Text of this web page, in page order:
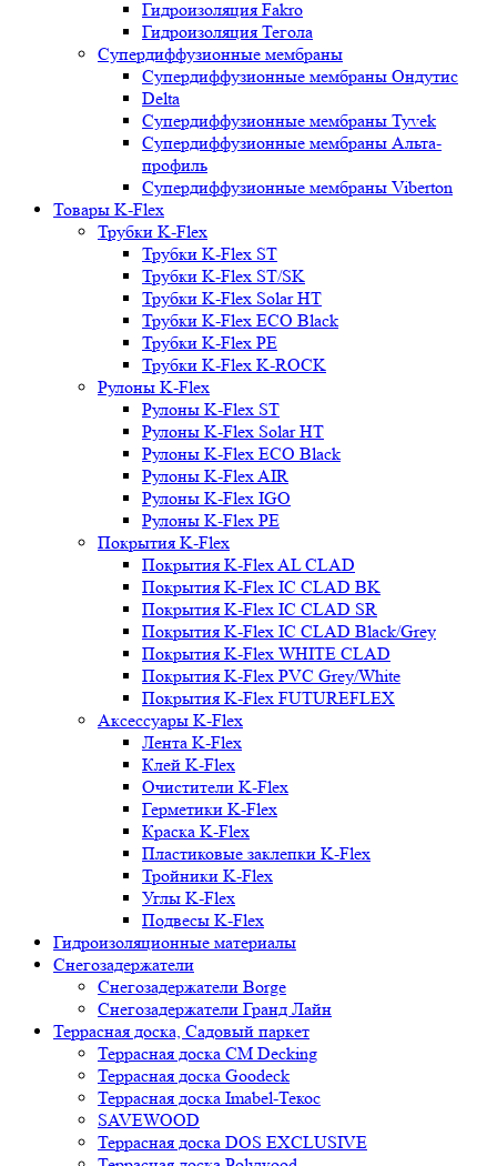
Гидроизоляция Fakro
Гидроизоляция Тегола
Супердиффузионные мембраны
Супердиффузионные мембраны Ондутис
Delta
Супердиффузионные мембраны Tyvek
Супердиффузионные мембраны Альта-
профиль
Супердиффузионные мембраны Viberton
Товары K-Flex
Трубки K-Flex
Трубки K-Flex ST
Трубки K-Flex ST/SK
Трубки K-Flex Solar HT
Трубки K-Flex ECO Black
Трубки K-Flex PE
Трубки K-Flex K-ROCK
Рулоны K-Flex
Рулоны K-Flex ST
Рулоны K-Flex Solar HT
Рулоны K-Flex ECO Black
Рулоны K-Flex AIR
Рулоны K-Flex IGO
Рулоны K-Flex PE
Покрытия K-Flex
Покрытия K-Flex AL CLAD
Покрытия K-Flex IC CLAD BK
Покрытия K-Flex IC CLAD SR
Покрытия K-Flex IC CLAD Black/Grey
Покрытия K-Flex WHITE CLAD
Покрытия K-Flex PVC Grey/White
Покрытия K-Flex FUTUREFLEX
Аксессуары K-Flex
Лента K-Flex
Клей K-Flex
Очистители K-Flex
Герметики K-Flex
Краска K-Flex
Пластиковые заклепки K-Flex
Тройники K-Flex
Углы K-Flex
Подвесы K-Flex
Гидроизоляционные материалы
Снегозадержатели
Снегозадержатели Borge
Снегозадержатели Гранд Лайн
Террасная доска, Садовый паркет
Террасная доска CM Decking
Террасная доска Goodeck
Террасная доска Imabel-Текос
SAVEWOOD
Террасная доска DOS EXCLUSIVE